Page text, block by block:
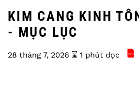
KIM CANG KINH
- MỤC LỤC
28 tháng 7, 2026 ⌛️ 1 phút đọc PDF